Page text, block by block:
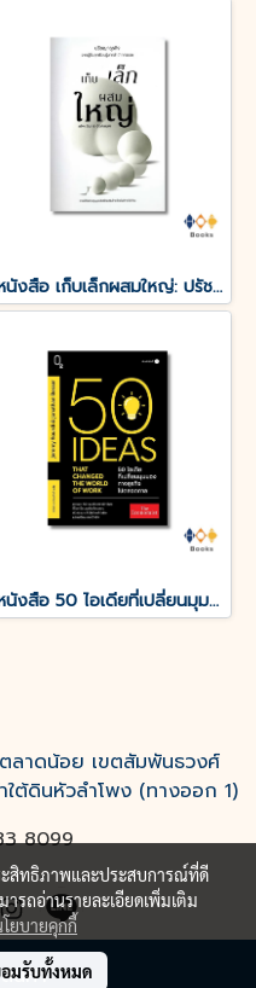
นค้า
หนังสือ เก็บเล็กผสมใหญ่: ปรัชญาธุรกิจ จากผู้ล้มลุกเรียนรู้มากว่า 7 ทศวรรษ
หนังสือ 50 ไอเดียที่เปลี่ยนมุมมองทางธุรกิจไปตลอดกาล
าดน้อย เขตสัมพันธวงศ์
ต้ดินหัวลำโพง (ทางออก 1)
8099
ะสิทธิภาพและประสบการณ์ที่ดี
ารถอ่านรายละเอียดเพิ่มเติม
ยบายคุกกี้
มรับทั้งหมด